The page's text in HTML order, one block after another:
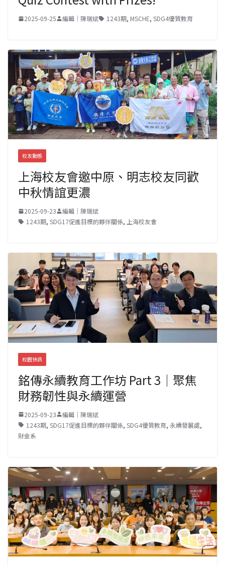
2025-09-25 編輯｜陳瑞斌 1243期, MSCHE, SDG4優質教育
校友動態
上海校友會邀中原、明志校友同歡
中秋情誼更濃
2025-09-23
編輯｜陳瑞斌
1243期, SDG17促進目標的夥伴關係, 上海校友會
校園快訊
銘傳永續教育工作坊 Part 3｜聚焦
財務韌性與永續運營
2025-09-23
編輯｜陳瑞斌
1243期, SDG17促進目標的夥伴關係, SDG4優質教育, 永續發展處,
財金系